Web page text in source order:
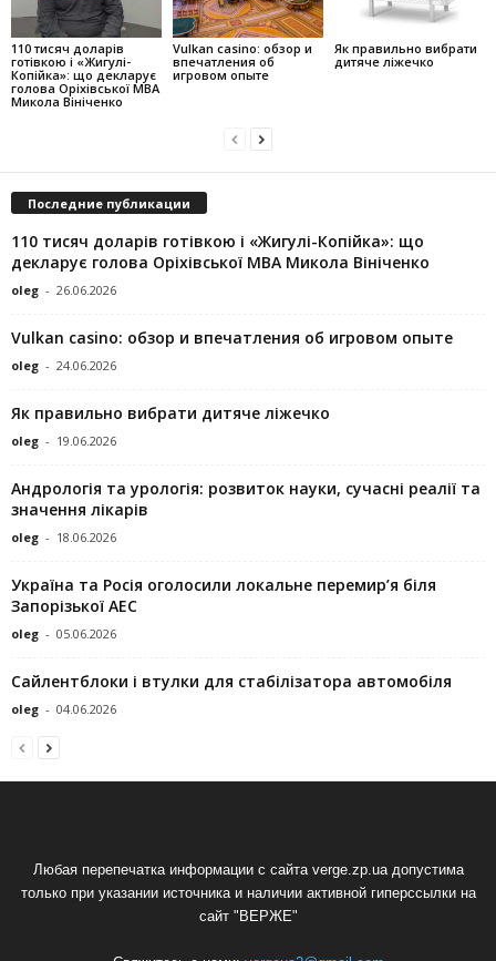
110 тисяч доларів
готівкою і «Жигулі-
Копійка»: що декларує
голова Оріхівської МВА
Микола Вініченко
Vulkan casino: обзор и
впечатления об
игровом опыте
Як правильно вибрати
дитяче ліжечко
Последние публикации
110 тисяч доларів готівкою і «Жигулі-Копійка»: що
декларує голова Оріхівської МВА Микола Вініченко
oleg - 26.06.2026
Vulkan casino: обзор и впечатления об игровом опыте
oleg - 24.06.2026
Як правильно вибрати дитяче ліжечко
oleg - 19.06.2026
Андрологія та урологія: розвиток науки, сучасні реалії та
значення лікарів
oleg - 18.06.2026
Україна та Росія оголосили локальне перемир’я біля
Запорізької АЕС
oleg - 05.06.2026
Сайлентблоки і втулки для стабілізатора автомобіля
oleg - 04.06.2026
Любая перепечатка информации с сайта verge.zp.ua допустима
только при указании источника и наличии активной гиперссылки на
сайт "ВЕРЖЕ"